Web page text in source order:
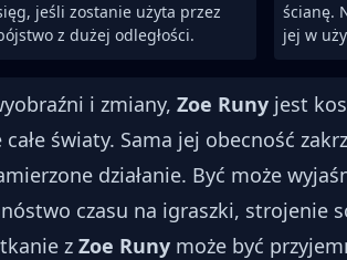
jeśli zostanie użyta przez
z dużej odległości.
ścianę.
jej w
i zmiany, Zoe Runy jest
światy. Sama jej obecność
działanie. Być może
czasu na igraszki, strojenie
z Zoe Runy może być